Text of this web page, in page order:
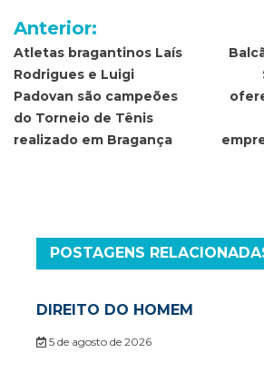
Navegação
de
Post
Anterior:
Atletas bragantinos Laís
Rodrigues e Luigi
Padovan são campeões
do Torneio de Tênis
realizado em Bragança
POSTAGENS
DIREITO DO HOMEM
5 de agosto de 2026